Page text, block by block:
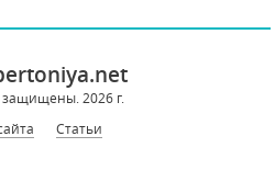
защищены. 2026 г.
Статьи